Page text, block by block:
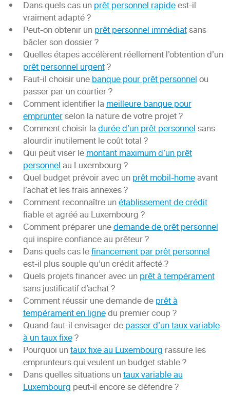
Dans quels cas unprêt personnel rapideest-il
vraiment adapté ?
Peut-on obtenir unprêt personnel immédiatsans
bâcler son dossier ?
Quelles étapes accélèrent réellement l’obtention d’un
prêt personnel urgent?
Faut-il choisir unebanque pour prêt personnelou
passer par un courtier ?
Comment identifier lameilleure banque pour
emprunterselon la nature de votre projet ?
Comment choisir ladurée d’un prêt personnelsans
alourdir inutilement le coût total ?
Qui peut viser lemontant maximum d’un prêt
personnelau Luxembourg ?
Quel budget prévoir avec unprêt mobil-homeavant
l’achat et les frais annexes ?
Comment reconnaître unétablissement de crédit
fiable et agréé au Luxembourg ?
Comment préparer unedemande de prêt personnel
qui inspire confiance au prêteur ?
Dans quels cas lefinancement par prêt personnel
est-il plus souple qu’un crédit affecté ?
Quels projets financer avec unprêt à tempérament
sans justificatif d’achat ?
Comment réussir une demande deprêt à
tempérament en lignedu premier coup ?
Quand faut-il envisager depasser d’un taux variable
à un taux fixe?
Pourquoi untaux fixe au Luxembourgrassure les
emprunteurs qui veulent un budget stable ?
Dans quelles situations untaux variable au
Luxembourgpeut-il encore se défendre ?